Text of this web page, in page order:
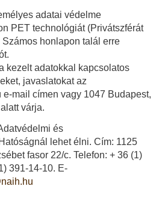
adatai védelme
PET technológiát (Privátszférát
honlapon talál erre
kezelt adatokkal kapcsolatos
javaslatokat az
mail címen vagy 1047 Budapest,
várja.
és
lehet élni. Cím: 1125
fasor 22/c. Telefon: + 36 (1)
391-14-10. E-